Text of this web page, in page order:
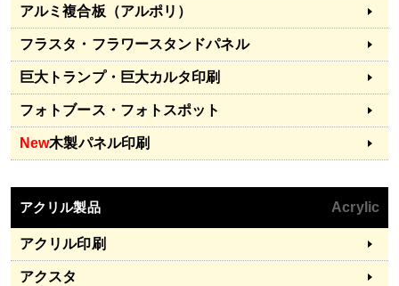
アルミ複合板（アルポリ）
フラスタ・フラワースタンドパネル
巨大トランプ・巨大カルタ印刷
フォトブース・フォトスポット
New木製パネル印刷
アクリル製品 Acrylic
アクリル印刷
アクスタ